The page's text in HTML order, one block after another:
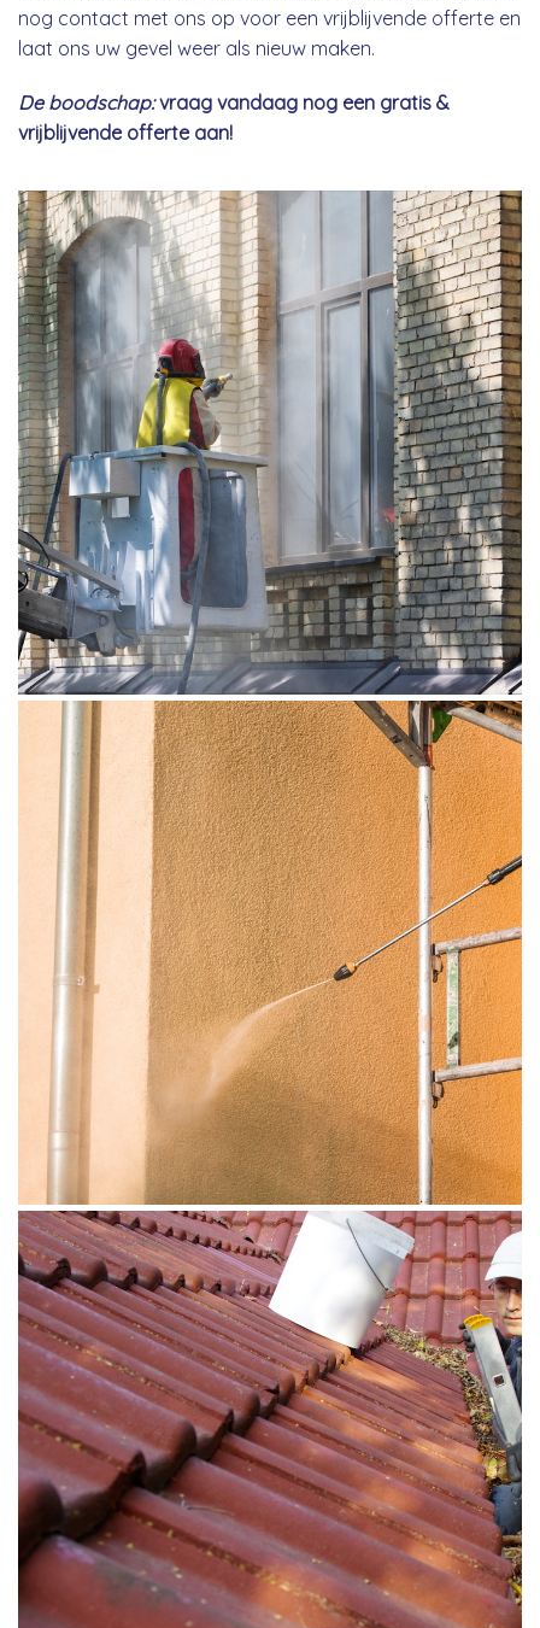
nog contact met ons op voor een vrijblijvende offerte en
laat ons uw gevel weer als nieuw maken.
De boodschap:vraag vandaag nog een gratis &
vrijblijvende offerte aan!